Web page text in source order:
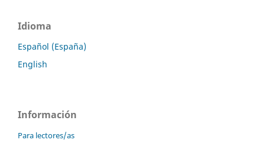
Idioma
Español (España)
English
Información
Para lectores/as